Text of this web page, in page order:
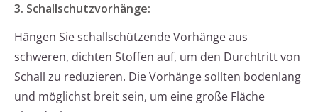
3. Schallschutzvorhänge:
Hängen Sie schallschützende Vorhänge aus
schweren, dichten Stoffen auf, um den Durchtritt von
Schall zu reduzieren. Die Vorhänge sollten bodenlang
und möglichst breit sein, um eine große Fläche